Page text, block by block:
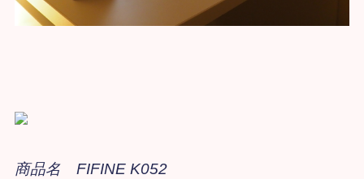
商品名 FIFINE K052